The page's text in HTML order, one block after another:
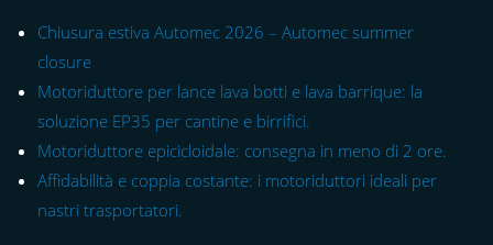
Chiusura estiva Automec 2026 – Automec summer
closure
Motoriduttore per lance lava botti e lava barrique: la
soluzione EP35 per cantine e birrifici.
Motoriduttore epicicloidale: consegna in meno di 2 ore.
Affidabilità e coppia costante: i motoriduttori ideali per
nastri trasportatori.